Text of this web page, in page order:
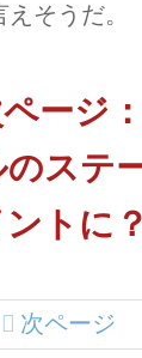
そうだ。
ージ
ステ
トに？
次ページ